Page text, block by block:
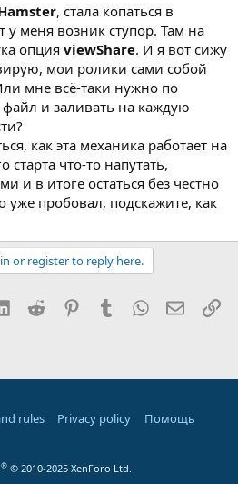
, стала копаться в
у меня возник ступор. Там на
опция viewShare. И я вот сижу
мои ролики сами собой
мне всё-таки нужно по
и заливать на каждую
как эта механика работает на
старта что-то напутать,
и в итоге остаться без честно
уже пробовал, подскажите, как
or register to reply here.
LinkedInReddit PinterestTumblrWhatsApp
Email
rules Privacy policy
Помощь
® © 2010-2025 XenForo Ltd.